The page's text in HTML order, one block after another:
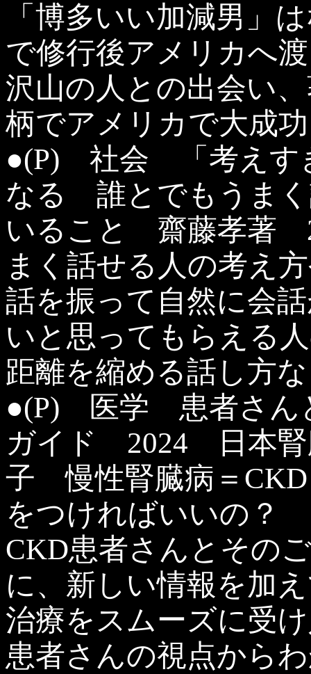
「博多いい加減男」
で修行後アメリカへ
沢山の人との出会い
柄でアメリカで大成
●(P) 社会 「考えす
なる 誰とでもうまく
いること 齋藤孝著
まく話せる人の考え
話を振って自然に会
いと思ってもらえる
距離を縮める話し方
●(P) 医学 患者さん
ガイド 2024 日本
子 慢性腎臓病＝
をつければいいの
CKD患者さんとその
に、新しい情報を加
治療をスムーズに受
患者さんの視点から